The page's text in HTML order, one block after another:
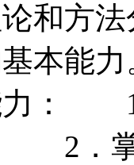
和方
基本能
力： 1
2．掌